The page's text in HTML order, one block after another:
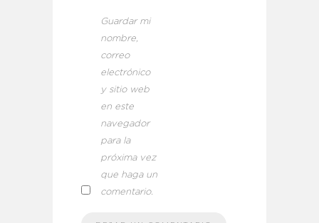
Guardar mi
nombre,
correo
electrónico
y sitio web
en este
navegador
para la
próxima vez
que haga un
comentario.